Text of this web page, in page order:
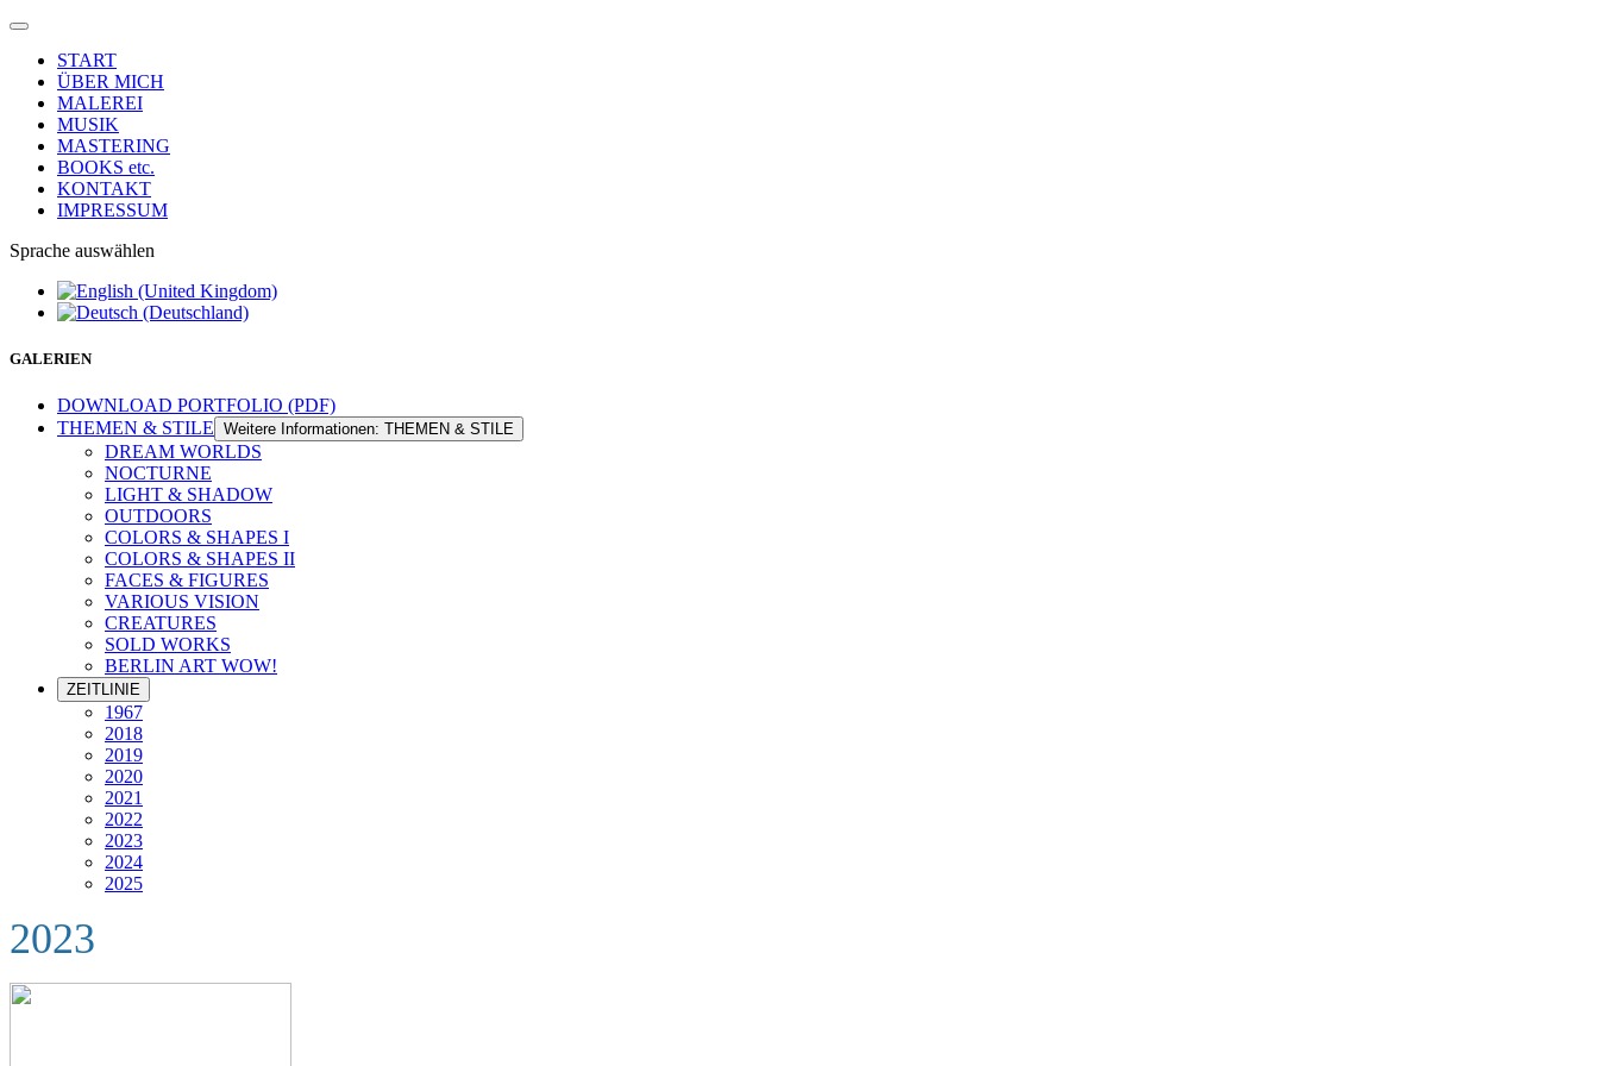
START
ÜBER MICH
MALEREI
MUSIK
MASTERING
BOOKS etc.
KONTAKT
IMPRESSUM
Sprache auswählen
GALERIEN
DOWNLOAD PORTFOLIO (PDF)
THEMEN & STILE Weitere Informationen: THEMEN & STILE
DREAM WORLDS
NOCTURNE
LIGHT & SHADOW
OUTDOORS
COLORS & SHAPES I
COLORS & SHAPES II
FACES & FIGURES
VARIOUS VISION
CREATURES
SOLD WORKS
BERLIN ART WOW!
ZEITLINIE
1967
2018
2019
2020
2021
2022
2023
2024
2025
2023